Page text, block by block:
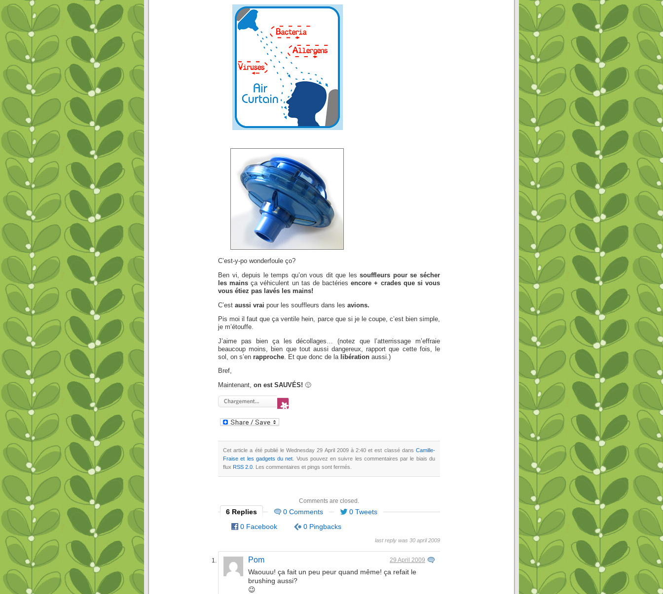
C’est-y-po wonderfoule ço?
Ben vi, depuis le temps qu’on vous dit que lessouffleurs pour se sécher
les mains ça véhiculent un tas de bactéries encore + crades que si vous
vous étiez pas lavés les mains!
C’est aussi vrai pour les souffleurs dans les avions.
Pis moi il faut que ça ventile hein, parce que si je le coupe, c’est bien simple,
je m’étouffe.
J’aime pas bien ça les décollages… (notez que l’atterrissage m’effraie
beaucoup moins, bien que tout aussi dangereux, rapport que cette fois, le
sol, on s’en rapproche . Et que donc de la libération aussi.)
Bref,
Maintenant, on est SAUVÉS! 🙂
Cet article a été publié le Wednesday 29 April 2009 à 2:40 et est classé dans Camille-
Fraise et les gadgets du net . Vous pouvez en suivre les commentaires par le biais du
flux RSS 2.0 . Les commentaires et pings sont fermés.
Comments are closed.
6 Replies 0 Comments
0 Tweets
0 Facebook
0 Pingbacks
last reply was 30 april 2009
Pom 29 April 2009
Waouuu! ça fait un peu peur quand même! ça refait le
brushing aussi?
😉